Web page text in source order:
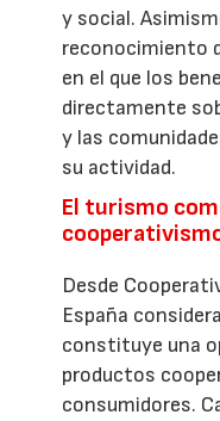
y social.
reconocimiento
en el que los
directamente
y las
su actividad.
El turismo
Desde
España
constituye una
productos
consumidores.